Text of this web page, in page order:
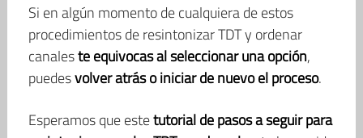
Si en algún momento de cualquiera de estos
procedimientos de resintonizar TDT y ordenar
canaleste equivocas al seleccionar una opción,
puedesvolver atrás o iniciar de nuevo el proceso.
Esperamos que estetutorial de pasos a seguir para